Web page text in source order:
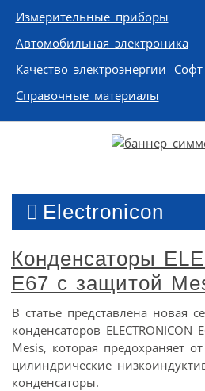
Измерительные приборы
Автомобильная электроника
Качество электроэнергии Софт
Справочные материалы
Electronicon
Конденсаторы
E67 c защитой
В статье представлена новая
конденсаторов ELECTRONICON
Mesis, которая предохраняет
цилиндрические
конденсаторы.